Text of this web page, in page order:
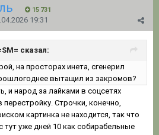
15 731
19:31
сказал:
на просторах инета, сгенерил
вытащил из закромов?
и народ за лайками в соцсетях
перестройку. Строчки, конечно,
картинка не находится, так что
тут уже дней 10 как собирабельные